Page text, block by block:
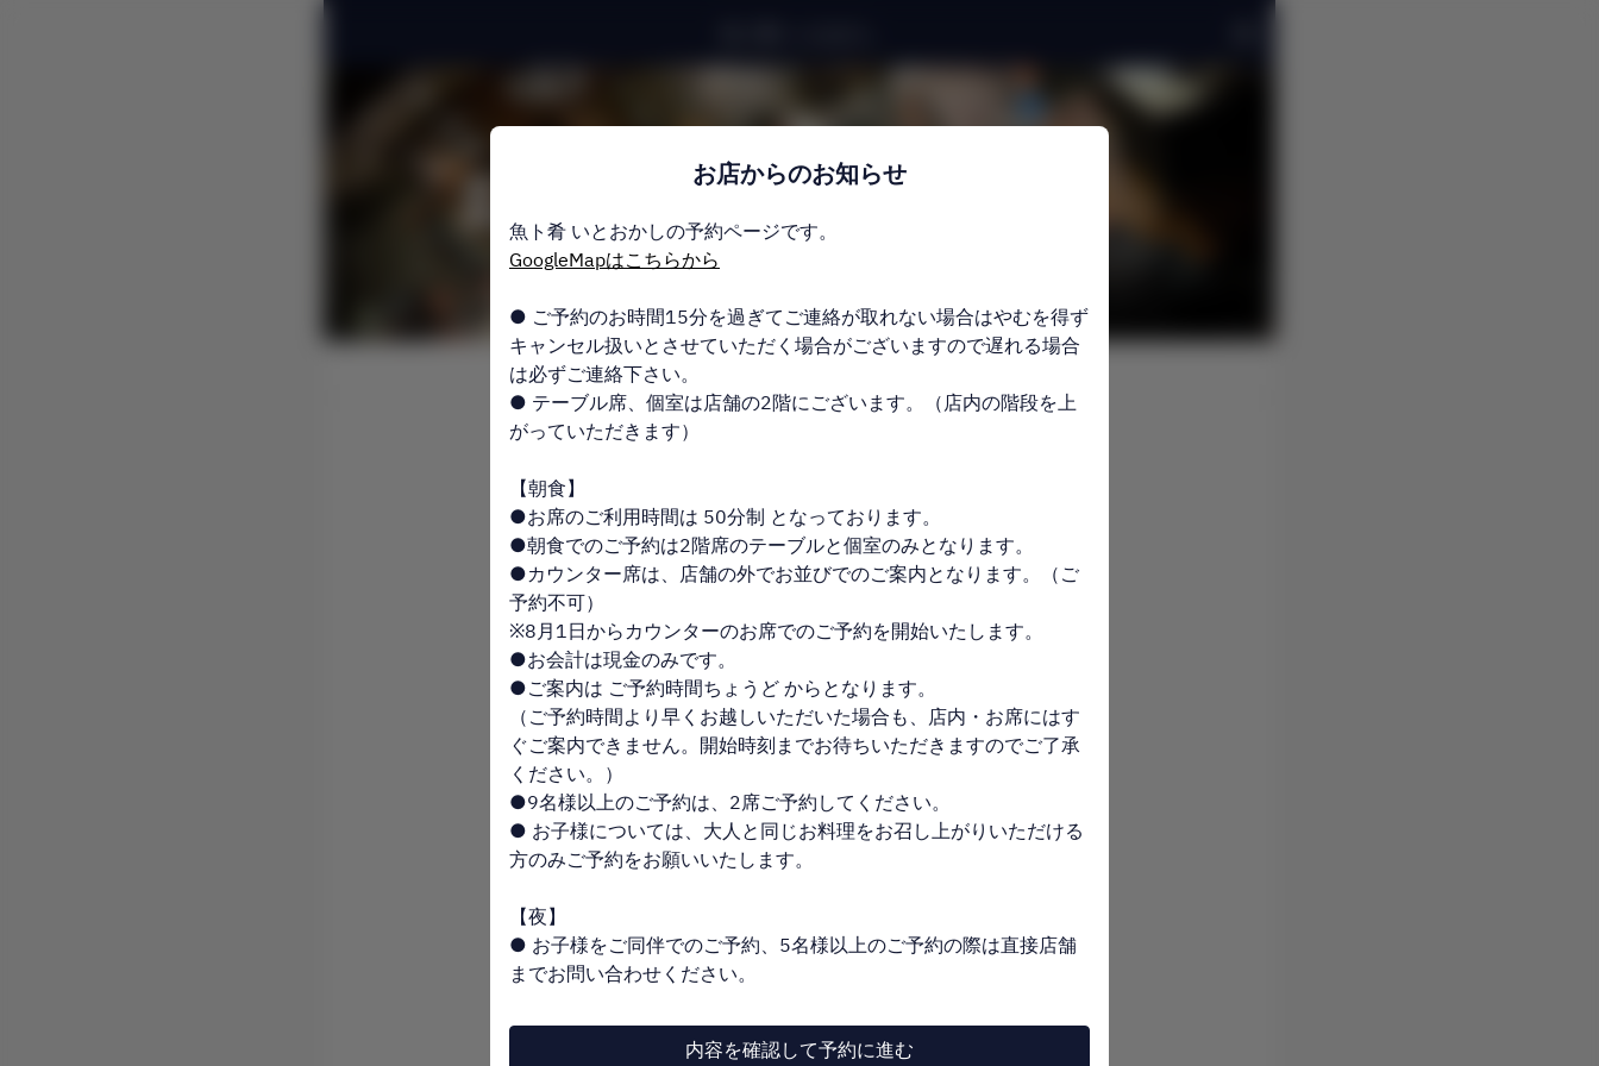
お店からのお知らせを表示
2名
8月7日 (金)
時間を選択
カテゴリーを選択
予約を続ける
Powered by
お店からのお知らせ
魚ト肴 いとおかしの予約ページです。
GoogleMapはこちらから
● ご予約のお時間15分を過ぎてご連絡が取れない場合はやむを得ず
キャンセル扱いとさせていただく場合がございますので遅れる場合
は必ずご連絡下さい。
● テーブル席、個室は店舗の2階にございます。（店内の階段を上
がっていただきます）
【朝食】
●お席のご利用時間は 50分制 となっております。
●朝食でのご予約は2階席のテーブルと個室のみとなります。
●カウンター席は、店舗の外でお並びでのご案内となります。（ご
予約不可）
※8月1日からカウンターのお席でのご予約を開始いたします。
●お会計は現金のみです。
●ご案内は ご予約時間ちょうど からとなります。
（ご予約時間より早くお越しいただいた場合も、店内・お席にはす
ぐご案内できません。開始時刻までお待ちいただきますのでご了承
ください。）
●9名様以上のご予約は、2席ご予約してください。
● お子様については、大人と同じお料理をお召し上がりいただける
方のみご予約をお願いいたします。
【夜】
● お子様をご同伴でのご予約、5名様以上のご予約の際は直接店舗
までお問い合わせください。
内容を確認して予約に進む